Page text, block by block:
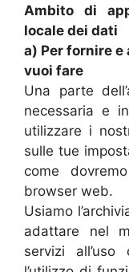
Ambito di
locale dei dati
a) Per fornire e
vuoi fare
Una parte
necessaria e
utilizzare i
sulle tue
come
browser web.
Usiamo
adattare nel
servizi